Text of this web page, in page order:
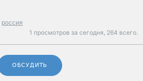
россия
1 просмотров за сегодня, 264 всего.
ОБСУДИТЬ